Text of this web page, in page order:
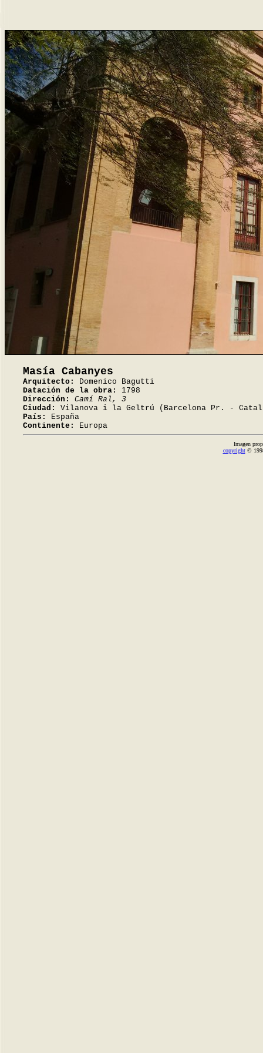
Masía Cabanyes
Arquitecto:
Domenico Bagutti
Datación de la obra:
1798
Dirección:
Camí Ral, 3
Ciudad:
Vilanova i la Geltrú (Barcelona Pr. -
País:
España
Continente:
Europa
Imagen
copyright©